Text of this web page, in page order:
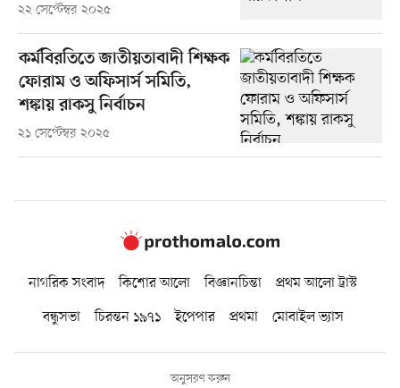
২২ সেপ্টেম্বর ২০২৫
কর্মবিরতিতে জাতীয়তাবাদী শিক্ষক
ফোরাম ও অফিসার্স সমিতি,
শঙ্কায় রাকসু নির্বাচন
২১ সেপ্টেম্বর ২০২৫
নাগরিক সংবাদ কিশোর আলো বিজ্ঞানচিন্তা
প্রথম আলো ট্রাস্ট
বন্ধুসভা
চিরন্তন ১৯৭১ ইপেপার প্রথমা মোবাইল ভ্যাস
অনুসরণ করুন